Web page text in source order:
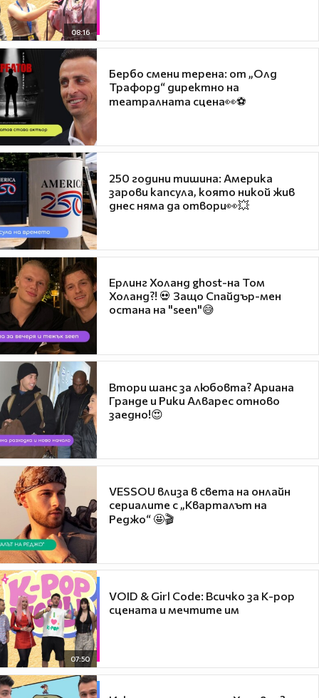
08:16
Бербо смени терена: от „Олд
Трафорд“ директно на
театралната сцена👀⚽
250 години тишина: Америка
зарови капсула, която никой жив
днес няма да отвори👀💥
Ерлинг Холанд ghost-на Том
Холанд?! 💀 Защо Спайдър-мен
остана на "seen"😅
Втори шанс за любовта? Ариана
Гранде и Рики Алварес отново
заедно!😍
VESSOU влиза в света на онлайн
сериалите с „Кварталът на
Реджо“ 🤩🎬
07:50
VOID & Girl Code: Всичко за K-pop
сцената и мечтите им